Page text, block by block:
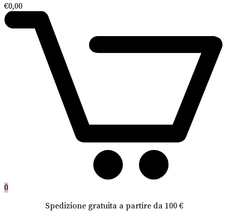
€0,00
0
Spedizione gratuita a partire da 100 €